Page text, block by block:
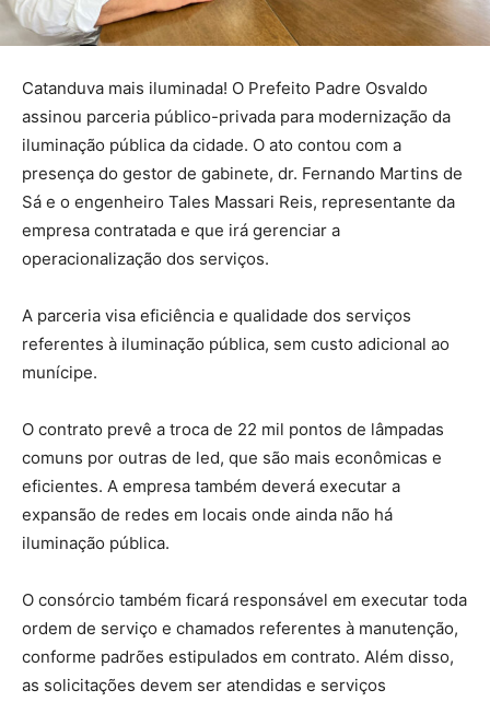
Catanduva mais iluminada! O Prefeito Padre Osvaldo
assinou parceria público-privada para modernização da
iluminação pública da cidade. O ato contou com a
presença do gestor de gabinete, dr. Fernando Martins de
Sá e o engenheiro Tales Massari Reis, representante da
empresa contratada e que irá gerenciar a
operacionalização dos serviços.
A parceria visa eficiência e qualidade dos serviços
referentes à iluminação pública, sem custo adicional ao
munícipe.
O contrato prevê a troca de 22 mil pontos de lâmpadas
comuns por outras de led, que são mais econômicas e
eficientes. A empresa também deverá executar a
expansão de redes em locais onde ainda não há
iluminação pública.
O consórcio também ficará responsável em executar toda
ordem de serviço e chamados referentes à manutenção,
conforme padrões estipulados em contrato. Além disso,
as solicitações devem ser atendidas e serviços